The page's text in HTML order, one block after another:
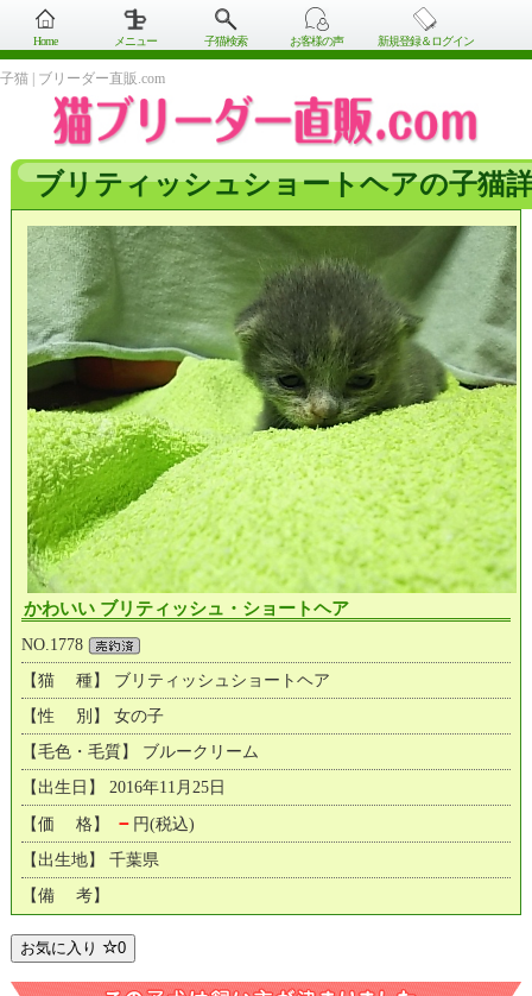
Home メニュー 子猫検索 お客様の声 新規登録＆ログイン
子猫 | ブリーダー直販.com
ブリティッシュショートヘアの子猫
かわいい ブリティッシュ・ショートヘア
NO.1778
【猫 種】 ブリティッシュショートヘア
【性 別】 女の子
【毛色・毛質】 ブルークリーム
【出生日】 2016年11月25日
【価 格】 － 円(税込)
【出生地】 千葉県
【備 考】
お気に入り 0